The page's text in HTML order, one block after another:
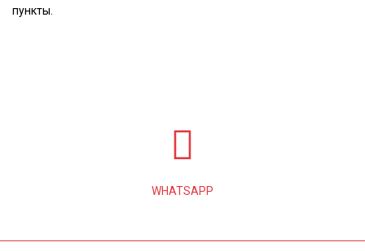
пункты.
WHATSAPP